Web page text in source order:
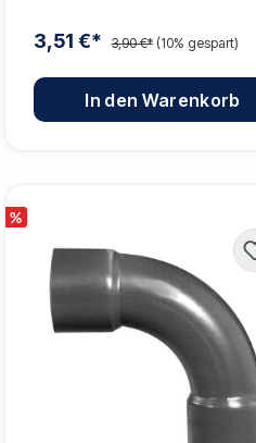
3,51 €* 3,90 €* (10% gespart)
In den Warenkorb
%